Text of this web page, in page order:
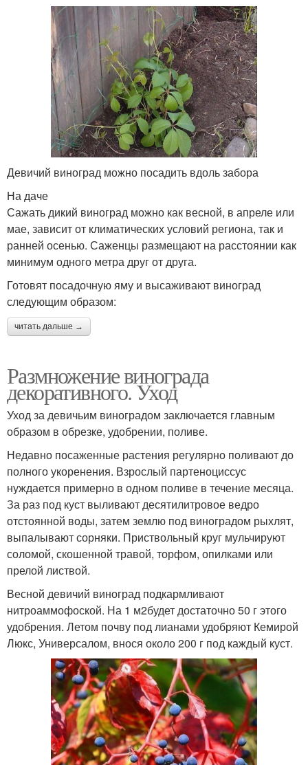
Девичий виноград можно посадить вдоль забора
На даче
Сажать дикий виноград можно как весной, в апреле или
мае, зависит от климатических условий региона, так и
ранней осенью. Саженцы размещают на расстоянии как
минимум одного метра друг от друга.
Готовят посадочную яму и высаживают виноград
следующим образом:
читать дальше →
Размножение винограда
декоративного. Уход
Уход за девичьим виноградом заключается главным
образом в обрезке, удобрении, поливе.
Недавно посаженные растения регулярно поливают до
полного укоренения. Взрослый партеноциссус
нуждается примерно в одном поливе в течение месяца.
За раз под куст выливают десятилитровое ведро
отстоянной воды, затем землю под виноградом рыхлят,
выпалывают сорняки. Приствольный круг мульчируют
соломой, скошенной травой, торфом, опилками или
прелой листвой.
Весной девичий виноград подкармливают
нитроаммофоской. На 1 м2будет достаточно 50 г этого
удобрения. Летом почву под лианами удобряют Кемирой
Люкс, Универсалом, внося около 200 г под каждый куст.